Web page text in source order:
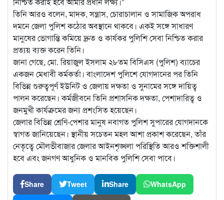
তিনি আরও বলেন, মাদক, সন্ত্রাস, চোরাচালান ও সামাজিক অপরাধ
দমনে জেলা পুলিশ কঠোর অবস্থানে থাকবে। একই সঙ্গে সাধারণ
মানুষের ভোগান্তি কমিয়ে দ্রুত ও কার্যকর পুলিশি সেবা নিশ্চিত করার
প্রত্যয় ব্যক্ত করেন তিনি।
জানা গেছে, মো. রিয়াজুল ইসলাম ২৮তম বিসিএস (পুলিশ) ব্যাচের
একজন মেধাবী কর্মকর্তা। বাংলাদেশ পুলিশে যোগদানের পর তিনি
বিভিন্ন গুরুত্বপূর্ণ ইউনিট ও জেলায় দক্ষতা ও সুনামের সঙ্গে দায়িত্ব
পালন করেছেন। কর্মজীবনে তিনি প্রশাসনিক দক্ষতা, পেশাদারিত্ব ও
জনমুখী কার্যক্রমের জন্য প্রশংসিত হয়েছেন।
জেলার বিভিন্ন শ্রেণি-পেশার মানুষ নবাগত পুলিশ সুপারের যোগদানকে
স্বাগত জানিয়েছেন। স্থানীয় সচেতন মহল আশা প্রকাশ করেছেন, তাঁর
নেতৃত্বে মৌলভীবাজার জেলার আইনশৃঙ্খলা পরিস্থিতি আরও শক্তিশালী
হবে এবং জনগণ আধুনিক ও মানবিক পুলিশি সেবা পাবে।
Share Tweet Share WhatsApp